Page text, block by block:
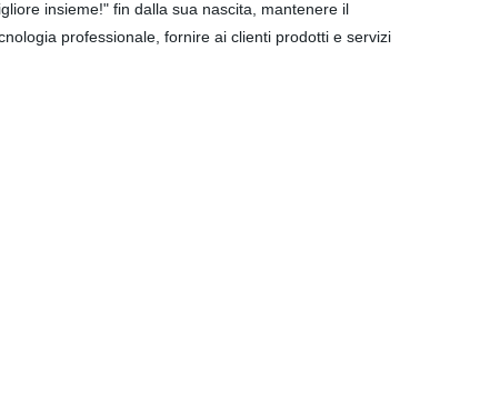
insieme!" fin dalla sua nascita, mantenere il
professionale, fornire ai clienti prodotti e servizi